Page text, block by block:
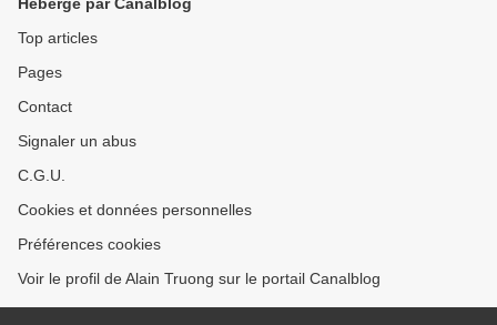
Top articles
Pages
Contact
Signaler un abus
C.G.U.
Cookies et données personnelles
Préférences cookies
Voir le profil de Alain Truong sur le portail Canalblog